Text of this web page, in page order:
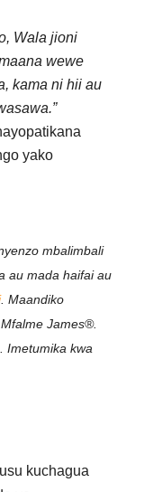
Wala jioni
wewe
kama ni hii au
yako
mbalimbali
au mada haifai au
. Maandiko
James®.
Imetumika kwa
kuchagua